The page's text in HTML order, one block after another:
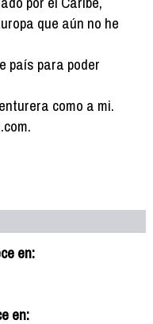
que aún no he
país para poder
como a mi.
en:
en: